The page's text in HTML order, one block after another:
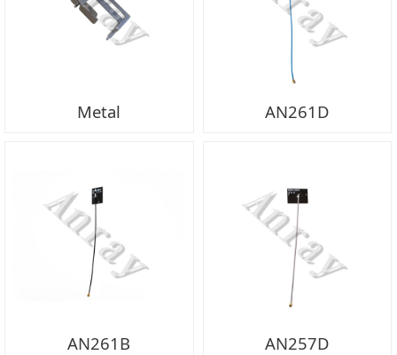
Metal AN261D
AN261B AN257D